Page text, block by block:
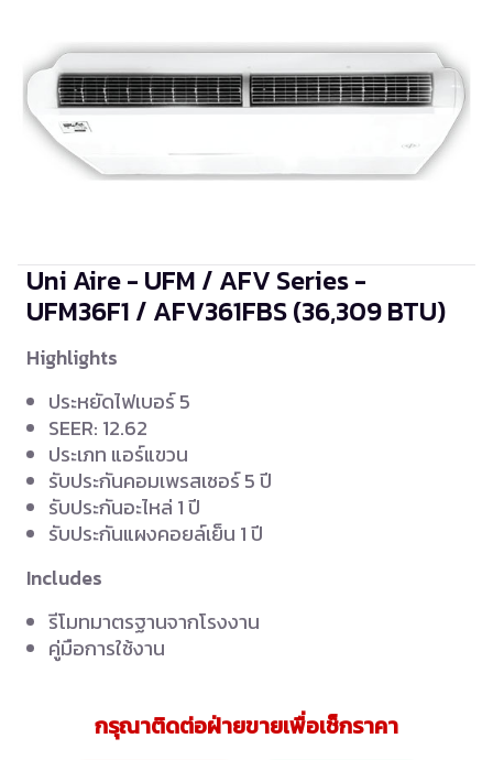
Uni Aire - UFM / AFV Series -
UFM36F1 / AFV361FBS(36,309 BTU)
Highlights
ประหยัดไฟเบอร์ 5
SEER: 12.62
ประเภท แอร์แขวน
รับประกันคอมเพรสเซอร์ 5 ปี
รับประกันอะไหล่ 1 ปี
รับประกันแผงคอยล์เย็น 1 ปี
Includes
รีโมทมาตรฐานจากโรงงาน
คู่มือการใช้งาน
กรุณาติดต่อฝ่ายขายเพื่อเช็กราคา